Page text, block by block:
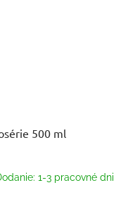
500 ml
1-3 pracovné dni